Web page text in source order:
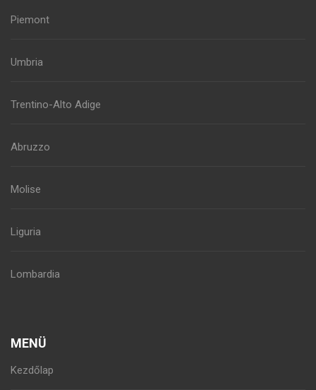
Piemont
Umbria
Trentino-Alto Adige
Abruzzo
Molise
Liguria
Lombardia
MENÜ
Kezdőlap